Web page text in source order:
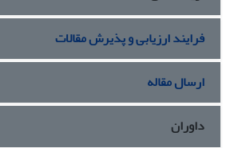
فرایند ارزیابی و پذیرش مقالات
ارسال مقاله
داوران